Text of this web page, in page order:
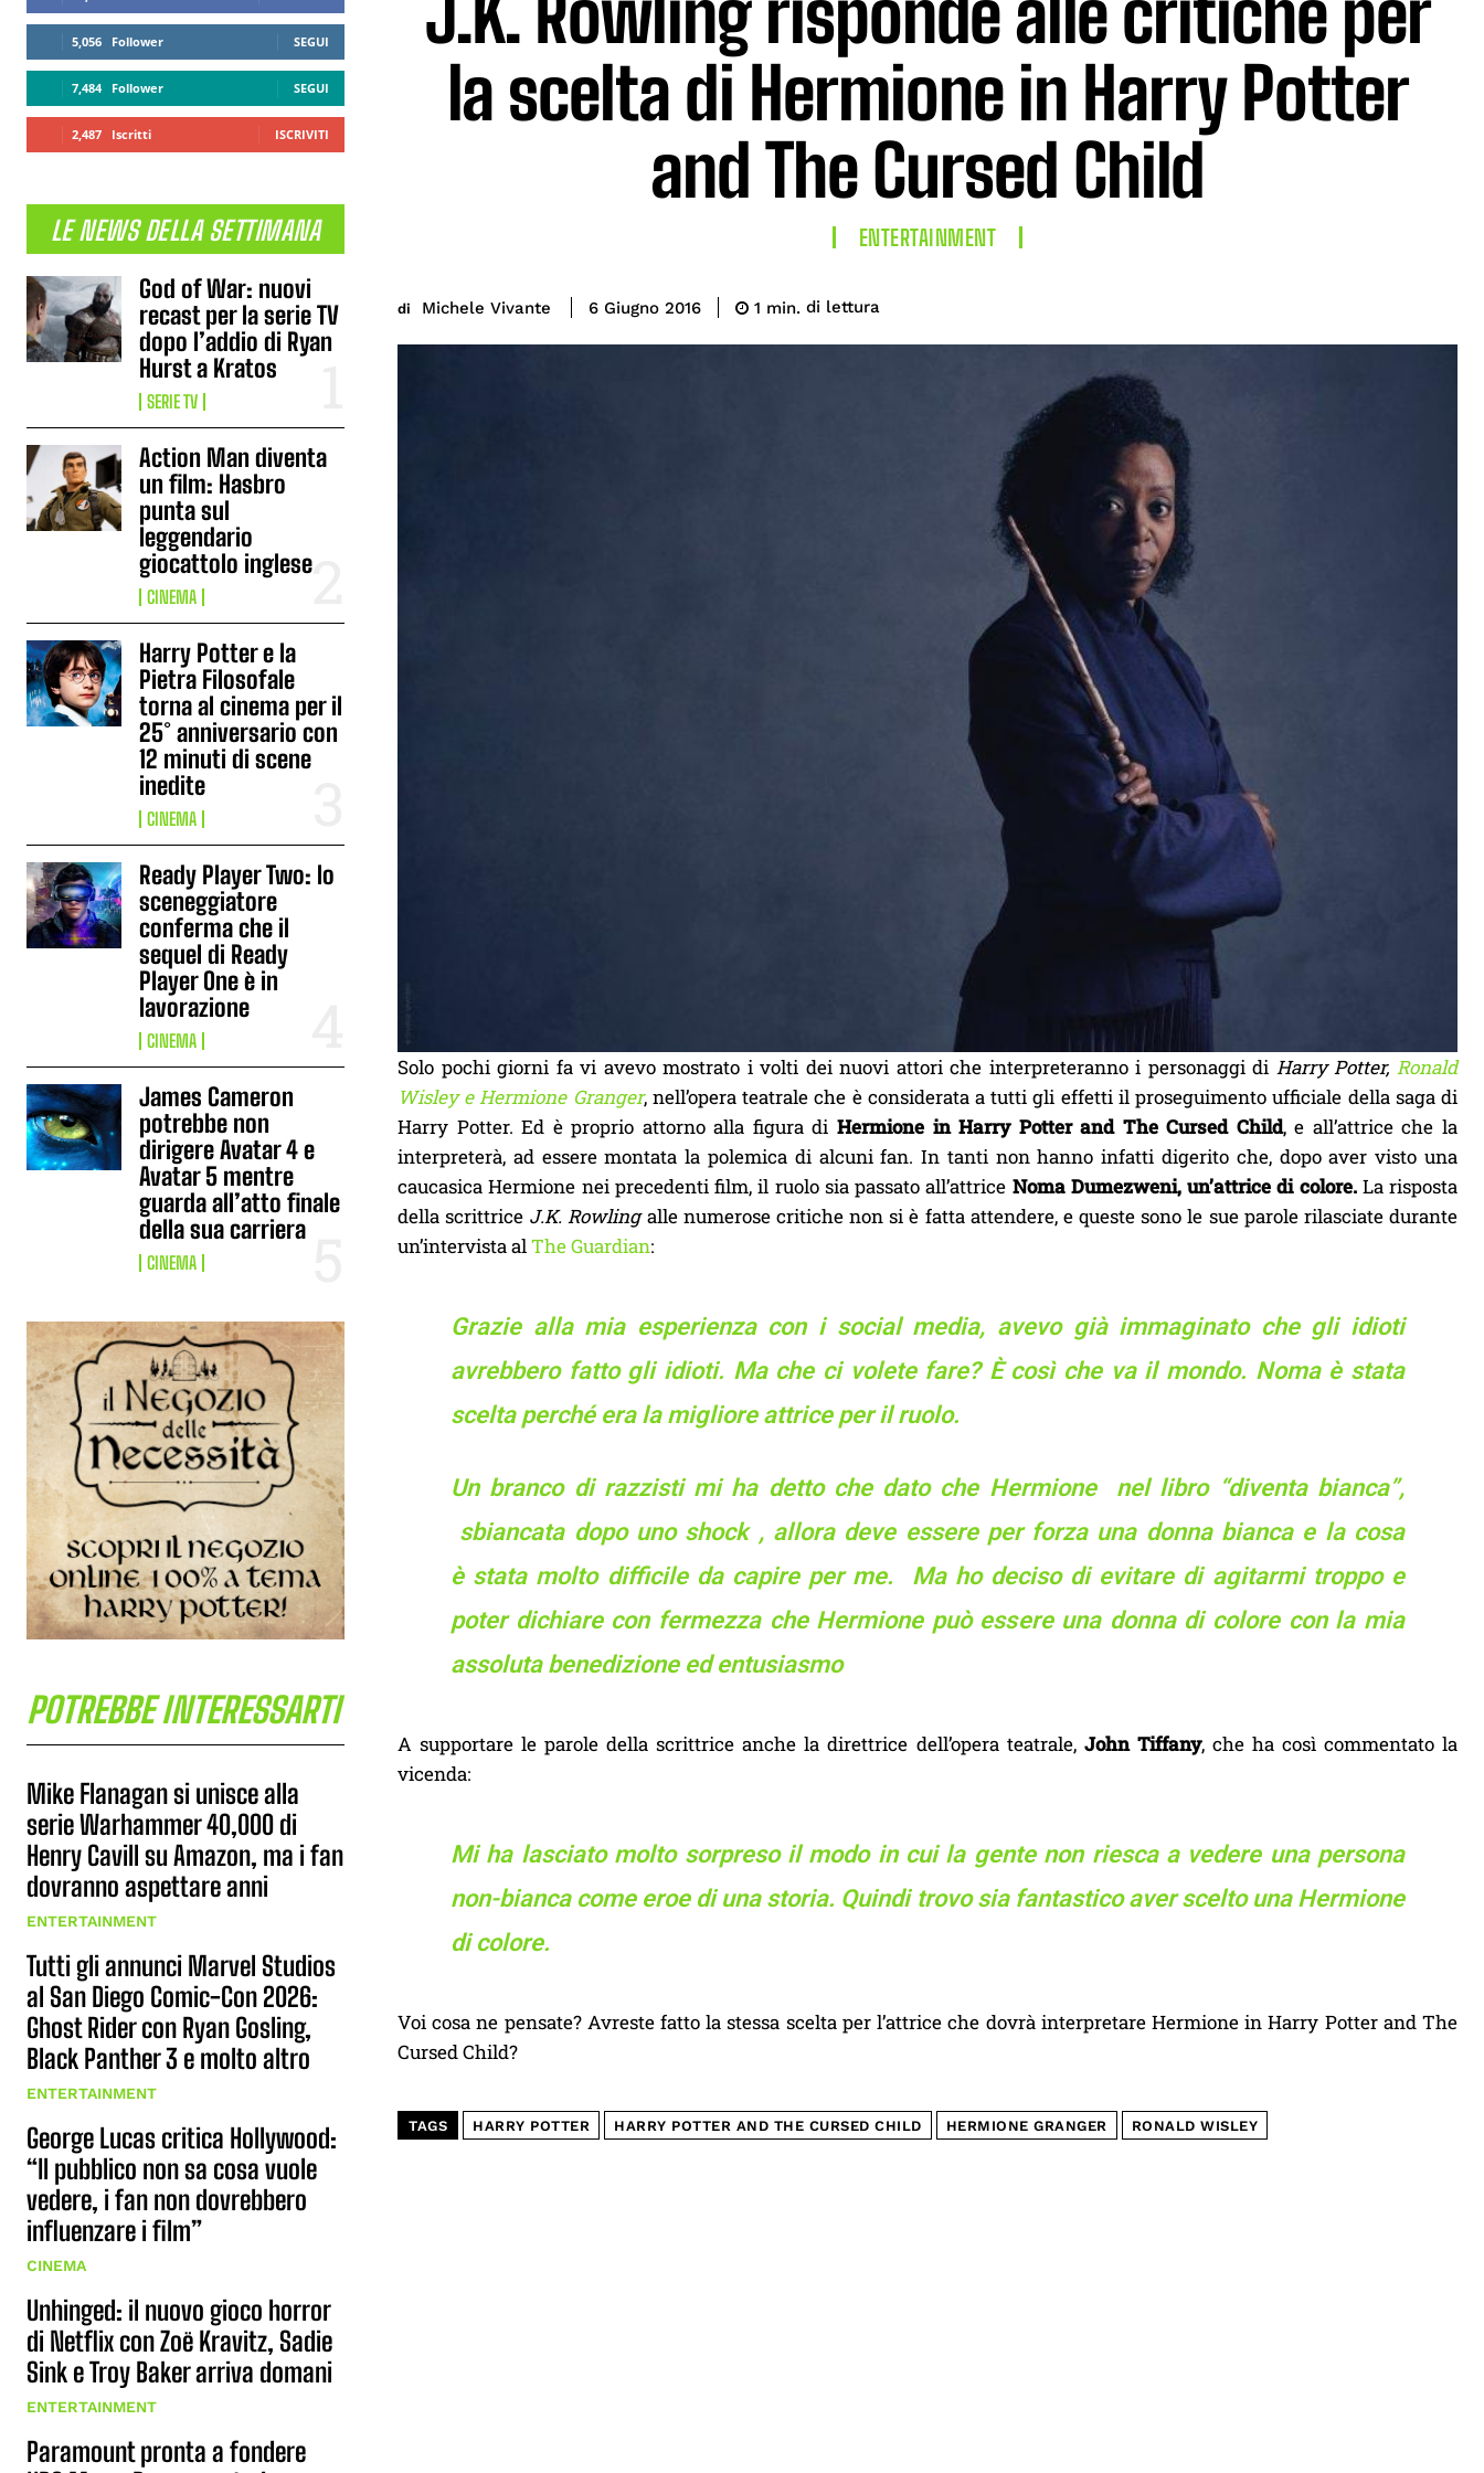
5,056 Follower SEGUI
7,484 Follower SEGUI
2,487 Iscritti ISCRIVITI
LE NEWS DELLA SETTIMANA
God of War: nuovi
recast per la serie TV
dopo l’addio di Ryan
Hurst a Kratos
SERIE TV
Action Man diventa
un film: Hasbro
punta sul
leggendario
giocattolo inglese
CINEMA
Harry Potter e la
Pietra Filosofale
torna al cinema per il
25° anniversario con
12 minuti di scene
inedite
CINEMA
Ready Player Two: lo
sceneggiatore
conferma che il
sequel di Ready
Player One è in
lavorazione
CINEMA
James Cameron
potrebbe non
dirigere Avatar 4 e
Avatar 5 mentre
guarda all’atto finale
della sua carriera
CINEMA
POTREBBE INTERESSARTI
Mike Flanagan si unisce alla
serie Warhammer 40,000 di
Henry Cavill su Amazon, ma i fan
dovranno aspettare anni
ENTERTAINMENT
Tutti gli annunci Marvel Studios
al San Diego Comic-Con 2026:
Ghost Rider con Ryan Gosling,
Black Panther 3 e molto altro
ENTERTAINMENT
George Lucas critica Hollywood:
“Il pubblico non sa cosa vuole
vedere, i fan non dovrebbero
influenzare i film”
CINEMA
Unhinged: il nuovo gioco horror
di Netflix con Zoë Kravitz, Sadie
Sink e Troy Baker arriva domani
ENTERTAINMENT
Paramount pronta a fondere
la scelta di Hermione in Harry Potter
and The Cursed Child
ENTERTAINMENT
di Michele Vivante 6 Giugno 2016 1 min. di lettura
Solo pochi giorni fa vi avevo mostrato i volti dei nuovi attori che interpreteranno i personaggi di Harry Potter,Ronald
Wisley e Hermione Granger, nell’opera teatrale che è considerata a tutti gli effetti il proseguimento ufficiale della saga di
Harry Potter. Ed è proprio attorno alla figura di Hermione in Harry Potter and The Cursed Child, e all’attrice che la
interpreterà, ad essere montata la polemica di alcuni fan. In tanti non hanno infatti digerito che, dopo aver visto una
caucasica Hermione nei precedenti film, il ruolo sia passato all’attrice Noma Dumezweni, un’attrice di colore.La risposta
della scrittrice J.K. Rowlingalle numerose critiche non si è fatta attendere, e queste sono le sue parole rilasciate durante
un’intervista alThe Guardian:
Grazie alla mia esperienza con i social media, avevo già immaginato che gli idioti
avrebbero fatto gli idioti. Ma che ci volete fare? È così che va il mondo. Noma è stata
scelta perché era la migliore attrice per il ruolo.
Un branco di razzisti mi ha detto che dato che Hermione nel libro “diventa bianca”,
sbiancata dopo uno shock , allora deve essere per forza una donna bianca e la cosa
è stata molto difficile da capire per me. Ma ho deciso di evitare di agitarmi troppo e
poter dichiare con fermezza che Hermione può essere una donna di colore con la mia
assoluta benedizione ed entusiasmo
A supportare le parole della scrittrice anche la direttrice dell’opera teatrale, John Tiffany, che ha così commentato la
vicenda:
Mi ha lasciato molto sorpreso il modo in cui la gente non riesca a vedere una persona
non-bianca come eroe di una storia. Quindi trovo sia fantastico aver scelto una Hermione
di colore.
Voi cosa ne pensate? Avreste fatto la stessa scelta per l’attrice che dovrà interpretare Hermione in Harry Potter and The
Cursed Child?
TAGS HARRY POTTER HARRY POTTER AND THE CURSED CHILD HERMIONE GRANGER RONALD WISLEY